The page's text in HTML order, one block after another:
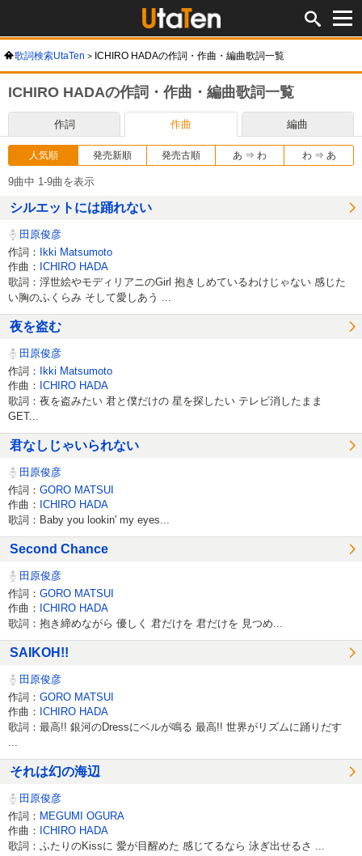
歌詞検索UtaTen ICHIRO HADAの作詞・作曲・編曲歌詞一覧
ICHIRO HADAの作詞・作曲・編曲歌詞一覧
作詞 作曲 編曲
人気順 発売新順 発売古順 あ ⇒ わ わ ⇒ あ
9曲中 1-9曲を表示
シルエットには踊れない
田原俊彦
作詞：
Ikki Matsumoto
作曲：
ICHIRO HADA
歌詞：浮世絵やモディリアニのGirl 抱きしめているわけじゃない 感じた
い胸のふくらみ そして愛しあう ...
夜を盗む
田原俊彦
作詞：
Ikki Matsumoto
作曲：
ICHIRO HADA
歌詞：夜を盗みたい 君と僕だけの 星を探したい テレビ消したまま
GET...
君なしじゃいられない
田原俊彦
作詞： GORO MATSUI
作曲：
ICHIRO HADA
歌詞：Baby you lookin' my eyes...
Second Chance
田原俊彦
作詞： GORO MATSUI
作曲：
ICHIRO HADA
歌詞：抱き締めながら 優しく 君だけを 君だけを 見つめ...
SAIKOH!!
田原俊彦
作詞： GORO MATSUI
作曲：
ICHIRO HADA
歌詞：最高!! 銀河のDressにベルが鳴る 最高!! 世界がリズムに踊りだす
それは幻の海辺
田原俊彦
作詞： MEGUMI OGURA
作曲：
ICHIRO HADA
歌詞：ふたりのKissに 愛が目醒めた 感じてるなら 泳ぎ出せるさ ...